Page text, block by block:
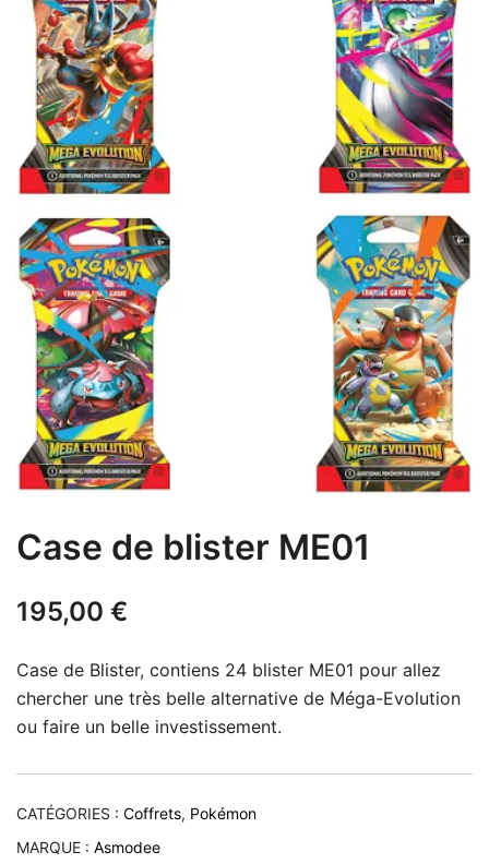
Case de blister ME01
195,00 €
Case de Blister, contiens 24 blister ME01 pour allez
chercher une très belle alternative de Méga-Evolution
ou faire un belle investissement.
CATÉGORIES : Coffrets, Pokémon
MARQUE : Asmodee